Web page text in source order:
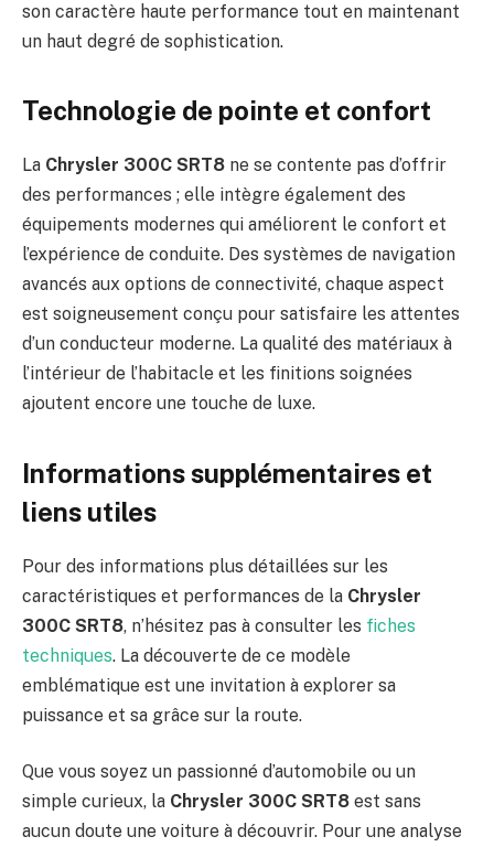
son caractère haute performance tout en maintenant
un haut degré de sophistication.
Technologie de pointe et confort
La Chrysler 300C SRT8 ne se contente pas d’offrir
des performances ; elle intègre également des
équipements modernes qui améliorent le confort et
l’expérience de conduite. Des systèmes de navigation
avancés aux options de connectivité, chaque aspect
est soigneusement conçu pour satisfaire les attentes
d’un conducteur moderne. La qualité des matériaux à
l’intérieur de l’habitacle et les finitions soignées
ajoutent encore une touche de luxe.
Informations supplémentaires et
liens utiles
Pour des informations plus détaillées sur les
caractéristiques et performances de la Chrysler
300C SRT8, n’hésitez pas à consulter les fiches
techniques. La découverte de ce modèle
emblématique est une invitation à explorer sa
puissance et sa grâce sur la route.
Que vous soyez un passionné d’automobile ou un
simple curieux, la Chrysler 300C SRT8 est sans
aucun doute une voiture à découvrir. Pour une analyse